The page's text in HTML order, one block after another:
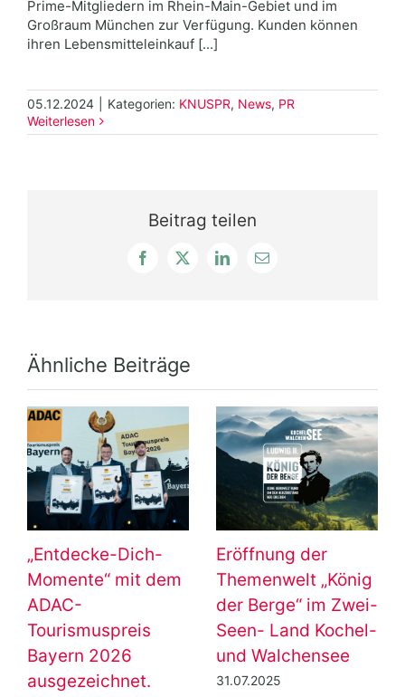
Prime-Mitgliedern im Rhein-Main-Gebiet und im
Großraum München zur Verfügung. Kunden können
ihren Lebensmitteleinkauf [...]
05.12.2024 Kategorien: KNUSPR, News, PR
Weiterlesen
Beitrag teilen
Facebook
X LinkedIn
E-
Ähnliche Beiträge
„Entdecke-Dich-
Momente“ mit dem
ADAC-
Tourismuspreis
Bayern 2026
ausgezeichnet.
Eröffnung der
Themenwelt „König
der Berge“ im Zwei-
Seen- Land Kochel-
und Walchensee
31.07.2025